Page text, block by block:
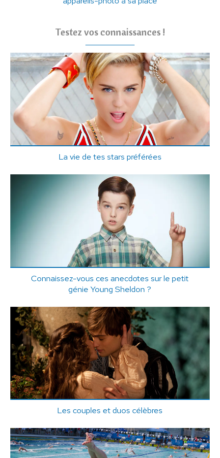
Testez vos connaissances !
La vie de tes stars préférées
Connaissez-vous ces anecdotes sur le petit
génie Young Sheldon ?
Les couples et duos célèbres